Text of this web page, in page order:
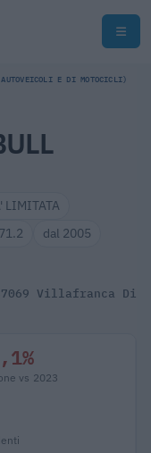
AUTOVEICOLI E DI MOTOCICLI)
LIMITATA
dal 2005
Villafranca Di
vs 2023